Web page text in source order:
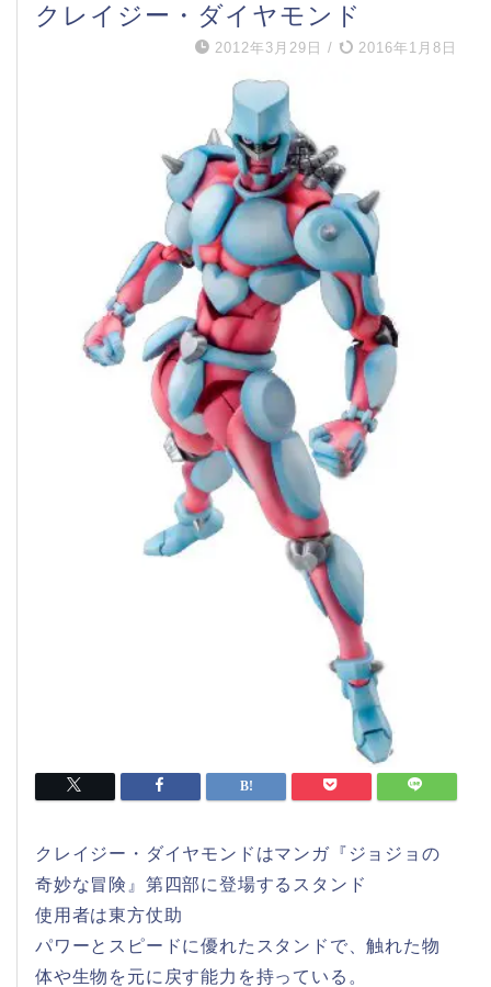
クレイジー・ダイヤモンド
2012年3月29日 / 2016年1月8日
クレイジー・ダイヤモンドはマンガ『ジョジョの
奇妙な冒険』第四部に登場するスタンド
使用者は東方仗助
パワーとスピードに優れたスタンドで、触れた物
体や生物を元に戻す能力を持っている。